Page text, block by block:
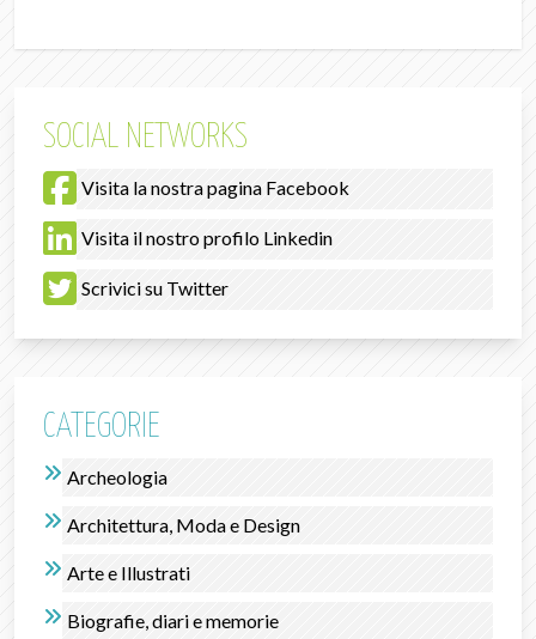
SOCIAL NETWORKS
Visita la nostra pagina Facebook
Visita il nostro profilo Linkedin
Scrivici su Twitter
CATEGORIE
Archeologia
Architettura, Moda e Design
Arte e Illustrati
Biografie, diari e memorie